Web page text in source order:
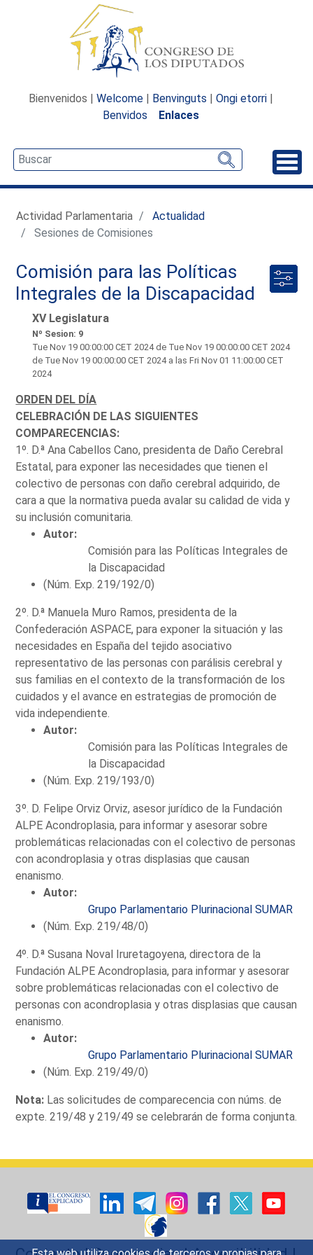
Bienvenidos | Welcome | Benvinguts | Ongi etorri |
Benvidos
Enlaces
Actividad Parlamentaria
Actualidad
Sesiones de Comisiones
Comisión para las Políticas
Integrales de la Discapacidad
XV Legislatura
Nº Sesion: 9
Tue Nov 19 00:00:00 CET 2024de Tue Nov 19 00:00:00 CET 2024
de Tue Nov 19 00:00:00 CET 2024 a las Fri Nov 01 11:00:00 CET
2024
ORDEN DEL DÍA
CELEBRACIÓN DE LAS SIGUIENTES
COMPARECENCIAS:
1º. D.ª Ana Cabellos Cano, presidenta de Daño Cerebral
Estatal, para exponer las necesidades que tienen el
colectivo de personas con daño cerebral adquirido, de
cara a que la normativa pueda avalar su calidad de vida y
su inclusión comunitaria.
Autor:
Comisión para las Políticas Integrales de
la Discapacidad
(Núm. Exp. 219/192/0)
2º. D.ª Manuela Muro Ramos, presidenta de la
Confederación ASPACE, para exponer la situación y las
necesidades en España del tejido asociativo
representativo de las personas con parálisis cerebral y
sus familias en el contexto de la transformación de los
cuidados y el avance en estrategias de promoción de
vida independiente.
Autor:
Comisión para las Políticas Integrales de
la Discapacidad
(Núm. Exp. 219/193/0)
3º. D. Felipe Orviz Orviz, asesor jurídico de la Fundación
ALPE Acondroplasia, para informar y asesorar sobre
problemáticas relacionadas con el colectivo de personas
con acondroplasia y otras displasias que causan
enanismo.
Autor:
Grupo Parlamentario Plurinacional SUMAR
(Núm. Exp. 219/48/0)
4º. D.ª Susana Noval Iruretagoyena, directora de la
Fundación ALPE Acondroplasia, para informar y asesorar
sobre problemáticas relacionadas con el colectivo de
personas con acondroplasia y otras displasias que causan
enanismo.
Autor:
Grupo Parlamentario Plurinacional SUMAR
(Núm. Exp. 219/49/0)
Nota: Las solicitudes de comparecencia con núms. de
expte. 219/48 y 219/49 se celebrarán de forma conjunta.